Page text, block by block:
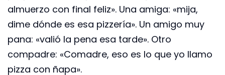
almuerzo con final feliz». Una amiga: «mija,
dime dónde es esa pizzería». Un amigo muy
pana: «valió la pena esa tarde». Otro
compadre: «Comadre, eso es lo que yo llamo
pizza con ñapa».